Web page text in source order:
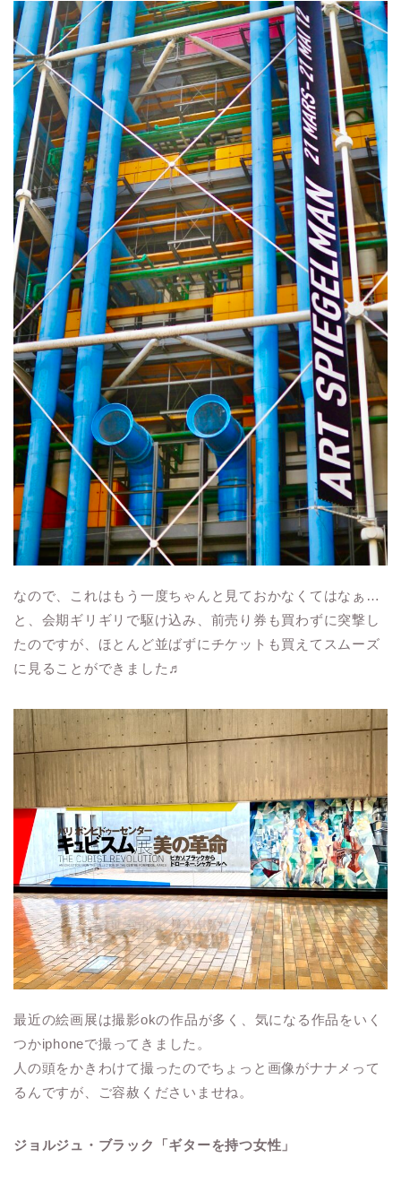
なので、これはもう一度ちゃんと見ておかなくてはなぁ…
と、会期ギリギリで駆け込み、前売り券も買わずに突撃し
たのですが、ほとんど並ばずにチケットも買えてスムーズ
に見ることができました♬
最近の絵画展は撮影okの作品が多く、気になる作品をいく
つかiphoneで撮ってきました。
人の頭をかきわけて撮ったのでちょっと画像がナナメって
るんですが、ご容赦くださいませね。
ジョルジュ・ブラック「ギターを持つ女性」